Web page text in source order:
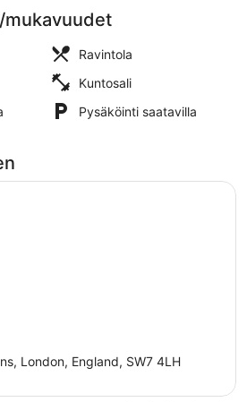
Ulkopuoli
Ravintola
Kuntosali
Pysäköinti saatavilla
London, England, SW7 4LH